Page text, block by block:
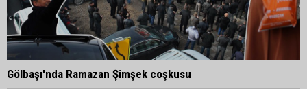
Gölbaşı'nda Ramazan Şimşek coşkusu